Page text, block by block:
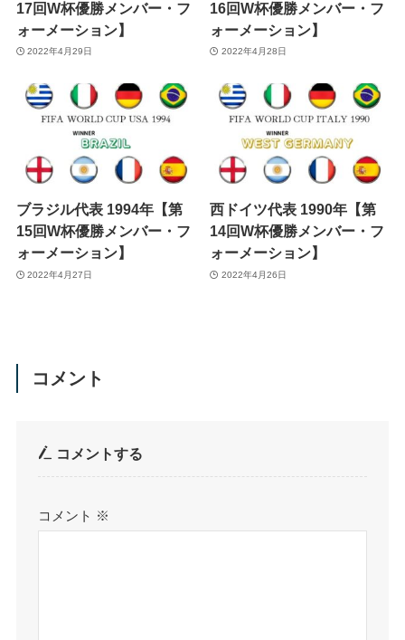
17回W杯優勝メンバー・フ
ォーメーション】
2022年4月29日
16回W杯優勝メンバー・フ
ォーメーション】
2022年4月28日
ブラジル代表 1994年【第
15回W杯優勝メンバー・フ
ォーメーション】
2022年4月27日
西ドイツ代表 1990年【第
14回W杯優勝メンバー・フ
ォーメーション】
2022年4月26日
コメント
コメントする
コメント ※